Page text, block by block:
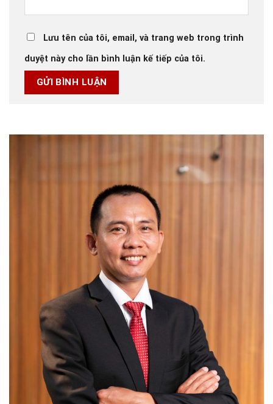
Lưu tên của tôi, email, và trang web trong trình
duyệt này cho lần bình luận kế tiếp của tôi.